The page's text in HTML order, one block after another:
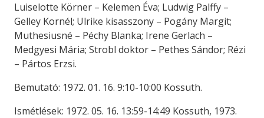
Luiselotte Körner – Kelemen Éva; Ludwig Palffy –
Gelley Kornél; Ulrike kisasszony – Pogány Margit;
Muthesiusné – Péchy Blanka; Irene Gerlach –
Medgyesi Mária; Strobl doktor – Pethes Sándor; Rézi
– Pártos Erzsi.
Bemutató: 1972. 01. 16. 9:10-10:00 Kossuth.
Ismétlések: 1972. 05. 16. 13:59-14:49 Kossuth, 1973.